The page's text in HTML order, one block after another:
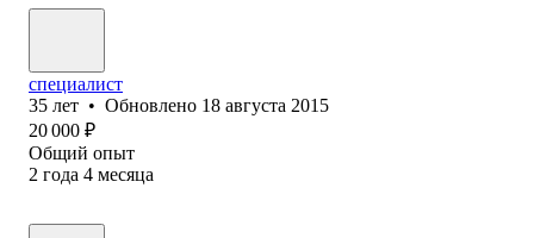
специалист
35 лет • Обновлено 18 августа 2015
20 000 ₽
Общий опыт
2 года 4 месяца